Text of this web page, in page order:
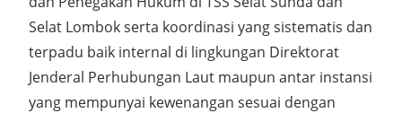
Selat Lombok serta koordinasi yang sistematis dan
terpadu baik internal di lingkungan Direktorat
Jenderal Perhubungan Laut maupun antar instansi
yang mempunyai kewenangan sesuai dengan